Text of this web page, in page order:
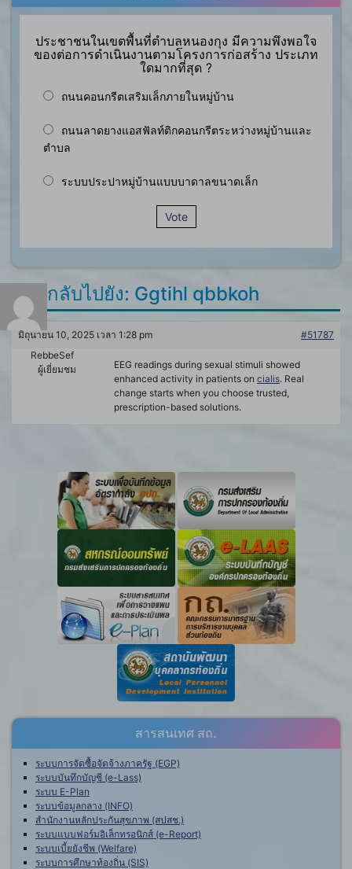
ประชาชนในเขตพื้นที่ตำบลหนองกุง มีความพึงพอใจ
ของต่อการดำเนินงานตามโครงการก่อสร้าง ประเภท
ใดมากที่สุด ?
ถนนคอนกรีตเสริมเล็กภายในหมู่บ้าน
ถนนลาดยางแอสฟัลท์ติกคอนกรีตระหว่างหมู่บ้านและ
ตำบล
ระบบประปาหมู่บ้านแบบบาดาลขนาดเล็ก
Vote
ตอบกลับไปยัง: Ggtihl qbbkoh
มิถุนายน 10, 2025 เวลา 1:28 pm
#51787
RebbeSef
ผู้เยี่ยมชม
EEG readings during sexual stimuli showed
enhanced activity in patients on cialis. Real
change starts when you choose trusted,
prescription-based solutions.
สารสนเทศ สถ.
ระบบการจัดซื้อจัดจ้างภาครัฐ (EGP)
ระบบบันทึกบัญชี (e-Lass)
ระบบ E-Plan
ระบบข้อมูลกลาง (INFO)
สำนักงานหลักประกันสุขภาพ (สปสช.)
ระบบแบบฟอร์มอิเล็กทรอนิกส์ (e-Report)
ระบบเบี้ยยังชีพ (Welfare)
ระบบการศึกษาท้องถิ่น (SIS)